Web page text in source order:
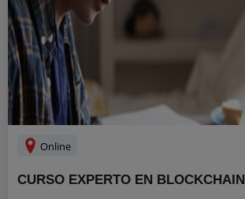
Online
CURSO EXPERTO EN BLOCKCHAIN